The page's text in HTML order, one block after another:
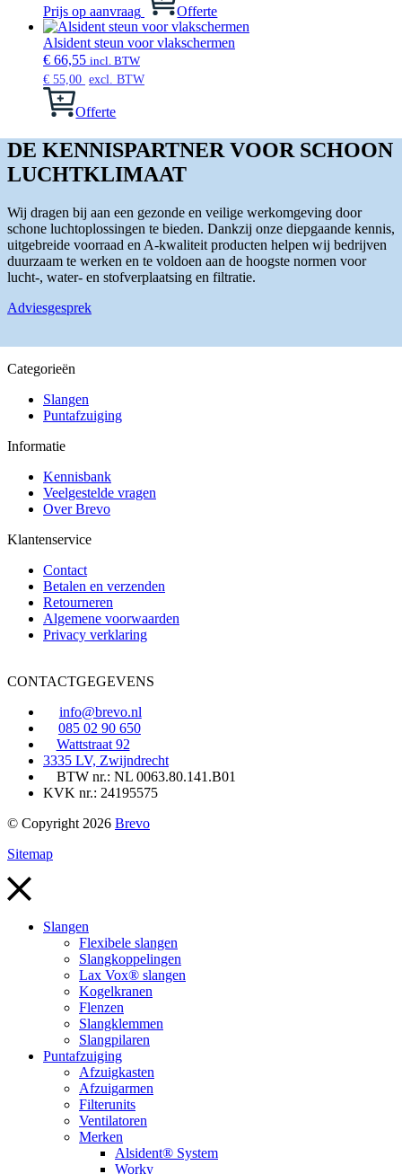
Prijs op aanvraag Offerte
Alsident steun voor vlakschermen
€ 66,55 incl. BTW
€ 55,00 excl. BTW
Offerte
DE KENNISPARTNER VOOR SCHOON
LUCHTKLIMAAT
Wij dragen bij aan een gezonde en veilige werkomgeving door
schone luchtoplossingen te bieden. Dankzij onze diepgaande kennis,
uitgebreide voorraad en A-kwaliteit producten helpen wij bedrijven
duurzaam te werken en te voldoen aan de hoogste normen voor
lucht-, water- en stofverplaatsing en filtratie.
Adviesgesprek
Categorieën
Slangen
Puntafzuiging
Informatie
Kennisbank
Veelgestelde vragen
Over Brevo
Klantenservice
Contact
Betalen en verzenden
Retourneren
Algemene voorwaarden
Privacy verklaring
CONTACTGEGEVENS
info@brevo.nl
085 02 90 650
Wattstraat 92
3335 LV, Zwijndrecht
BTW nr.: NL 0063.80.141.B01
KVK nr.: 24195575
© Copyright 2026 Brevo
Sitemap
Slangen
Flexibele slangen
Slangkoppelingen
Lax Vox® slangen
Kogelkranen
Flenzen
Slangklemmen
Slangpilaren
Puntafzuiging
Afzuigkasten
Afzuigarmen
Filterunits
Ventilatoren
Merken
Alsident® System
Worky